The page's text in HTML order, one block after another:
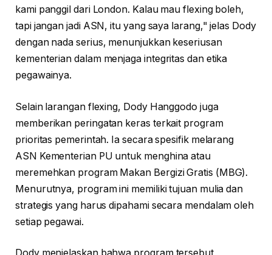
kami panggil dari London. Kalau mau flexing boleh,
tapi jangan jadi ASN, itu yang saya larang," jelas Dody
dengan nada serius, menunjukkan keseriusan
kementerian dalam menjaga integritas dan etika
pegawainya.
Selain larangan flexing, Dody Hanggodo juga
memberikan peringatan keras terkait program
prioritas pemerintah. Ia secara spesifik melarang
ASN Kementerian PU untuk menghina atau
meremehkan program Makan Bergizi Gratis (MBG).
Menurutnya, program ini memiliki tujuan mulia dan
strategis yang harus dipahami secara mendalam oleh
setiap pegawai.